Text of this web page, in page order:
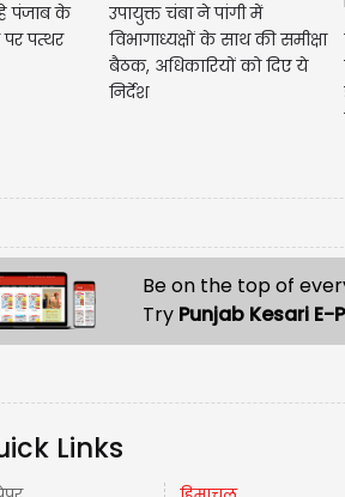
पंजाब के
पत्थर
उपायुक्त चंबा ने पांगी में
विभागाध्यक्षों के साथ की समीक्षा
बैठक, अधिकारियों को दिए ये
निर्देश
Be on the top of
Try Punjab Kesari E-
Links